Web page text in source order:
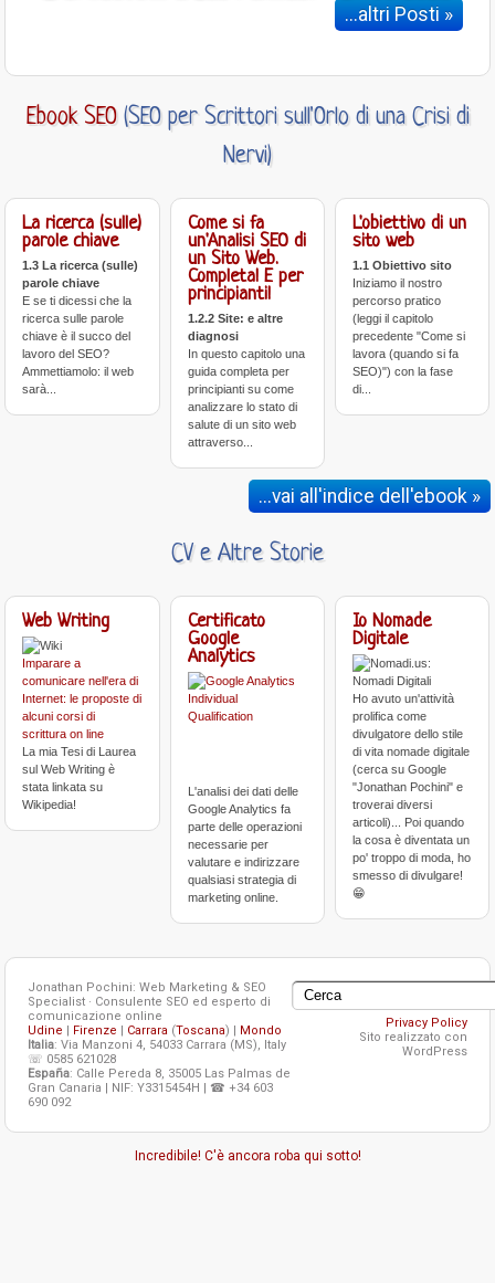
...altri Posti »
Ebook SEO(SEO per Scrittori sull'Orlo di una Crisi di
Nervi)
La ricerca (sulle)
parole chiave
1.3 La ricerca (sulle)
parole chiave
E se ti dicessi che la
ricerca sulle parole
chiave è il succo del
lavoro del SEO?
Ammettiamolo: il web
sarà...
Come si fa
un'Analisi SEO di
un Sito Web.
Completa! E per
principianti!
1.2.2 Site: e altre
diagnosi
In questo capitolo una
guida completa per
principianti su come
analizzare lo stato di
salute di un sito web
attraverso...
L'obiettivo di un
sito web
1.1 Obiettivo sito
Iniziamo il nostro
percorso pratico
(leggi il capitolo
precedente "Come si
lavora (quando si fa
SEO)") con la fase
di...
...vai all'indice dell'ebook »
CV e Altre Storie
Web Writing
Imparare a
comunicare nell'era di
Internet: le proposte di
alcuni corsi di
scrittura on line
La mia Tesi di Laurea
sul Web Writing è
stata linkata su
Wikipedia!
Certificato
Google
Analytics
L'analisi dei dati delle
Google Analytics fa
parte delle operazioni
necessarie per
valutare e indirizzare
qualsiasi strategia di
marketing online.
Io Nomade
Digitale
Ho avuto un'attività
prolifica come
divulgatore dello stile
di vita nomade digitale
(cerca su Google
"Jonathan Pochini" e
troverai diversi
articoli)... Poi quando
la cosa è diventata un
po' troppo di moda, ho
smesso di divulgare!
😁
Jonathan Pochini: Web Marketing & SEO
Specialist · Consulente SEO ed esperto di
comunicazione online
Udine | Firenze | Carrara (Toscana) | Mondo
Italia: Via Manzoni 4, 54033 Carrara (MS), Italy
☏ 0585 621028
España: Calle Pereda 8, 35005 Las Palmas de
Gran Canaria | NIF: Y3315454H | ☎ +34 603
690 092
Privacy Policy
Sito realizzato con
WordPress
Incredibile! C'è ancora roba qui sotto!